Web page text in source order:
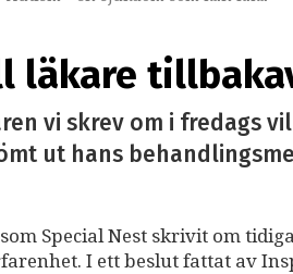
läkare
vi skrev om i fredags
ut hans
Special Nest skrivit om
I ett beslut fattat av